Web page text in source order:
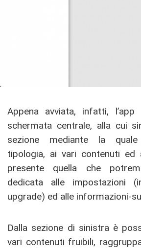
Appena avviata, infatti,
schermata centrale, alla cui
sezione mediante la
tipologia, ai vari contenuti
presente quella che
dedicata alle impostazioni
upgrade) ed alle informazioni-
Dalla sezione di sinistra è
vari contenuti fruibili,